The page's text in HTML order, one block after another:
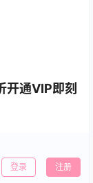
开通VIP即刻
登录 注册